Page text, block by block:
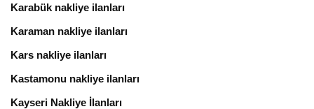
Karabük nakliye ilanları
Karaman nakliye ilanları
Kars nakliye ilanları
Kastamonu nakliye ilanları
Kayseri Nakliye İlanları